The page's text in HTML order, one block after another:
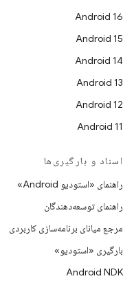
Android 16
Android 15
Android 14
Android 13
Android 12
Android 11
اسناد و بارگیری‌ها
راهنمای «استودیو Android»
راهنمای توسعه‌دهندگان
مرجع میانای برنامه‌سازی کاربردی
بارگیری «استودیو»
Android NDK